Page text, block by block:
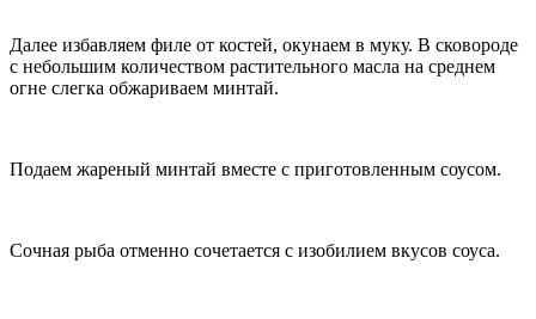
Далее избавляем филе от костей, окунаем в муку. В сковороде
с небольшим количеством растительного масла на среднем
огне слегка обжариваем минтай.
Подаем жареный минтай вместе с приготовленным соусом.
Сочная рыба отменно сочетается с изобилием вкусов соуса.